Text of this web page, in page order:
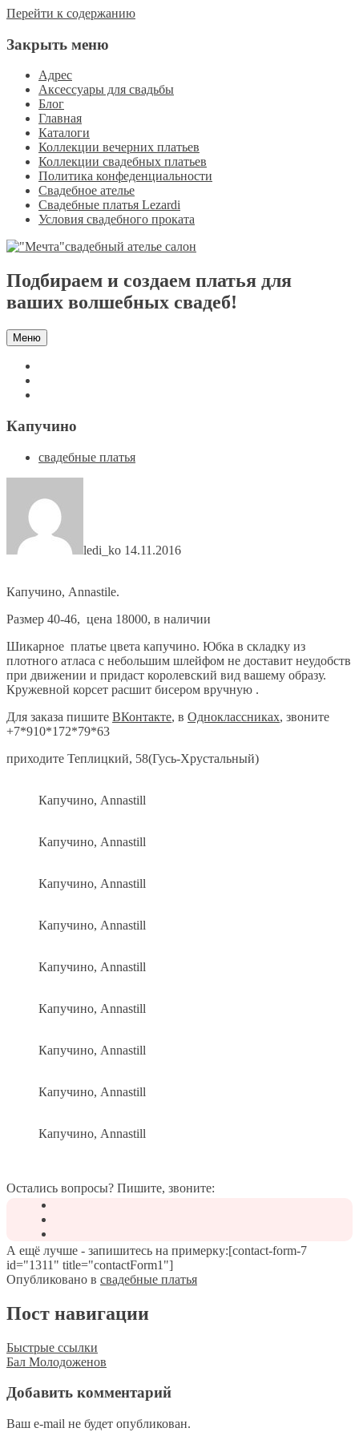
Перейти к содержанию
Закрыть меню
Адрес
Аксессуары для свадьбы
Блог
Главная
Каталоги
Коллекции вечерних платьев
Коллекции свадебных платьев
Политика конфеденциальности
Свадебное ателье
Свадебные платья Lezardi
Условия свадебного проката
Подбираем и создаем платья для
ваших волшебных свадеб!
Меню
Капучино
свадебные платья
ledi_ko 14.11.2016
Капучино, Аnnastile.
Размер 40-46, цена 18000, в наличии
Шикарное платье цвета капучино. Юбка в складку из
плотного атласа с небольшим шлейфом не доставит неудобств
при движении и придаст королевский вид вашему образу.
Кружевной корсет расшит бисером вручную .
Для заказа пишите ВКонтакте, в Одноклассниках, звоните
+7*910*172*79*63
приходите Теплицкий, 58(Гусь-Хрустальный)
Капучино, Annastill
Капучино, Annastill
Капучино, Annastill
Капучино, Annastill
Капучино, Annastill
Капучино, Annastill
Капучино, Annastill
Капучино, Annastill
Капучино, Annastill
Остались вопросы? Пишите, звоните:
А ещё лучше - запишитесь на примерку:[contact-form-7
id="1311" title="contactForm1"]
Опубликовано в свадебные платья
Пост навигации
Быстрые ссылки
Бал Молодоженов
Добавить комментарий
Ваш e-mail не будет опубликован.